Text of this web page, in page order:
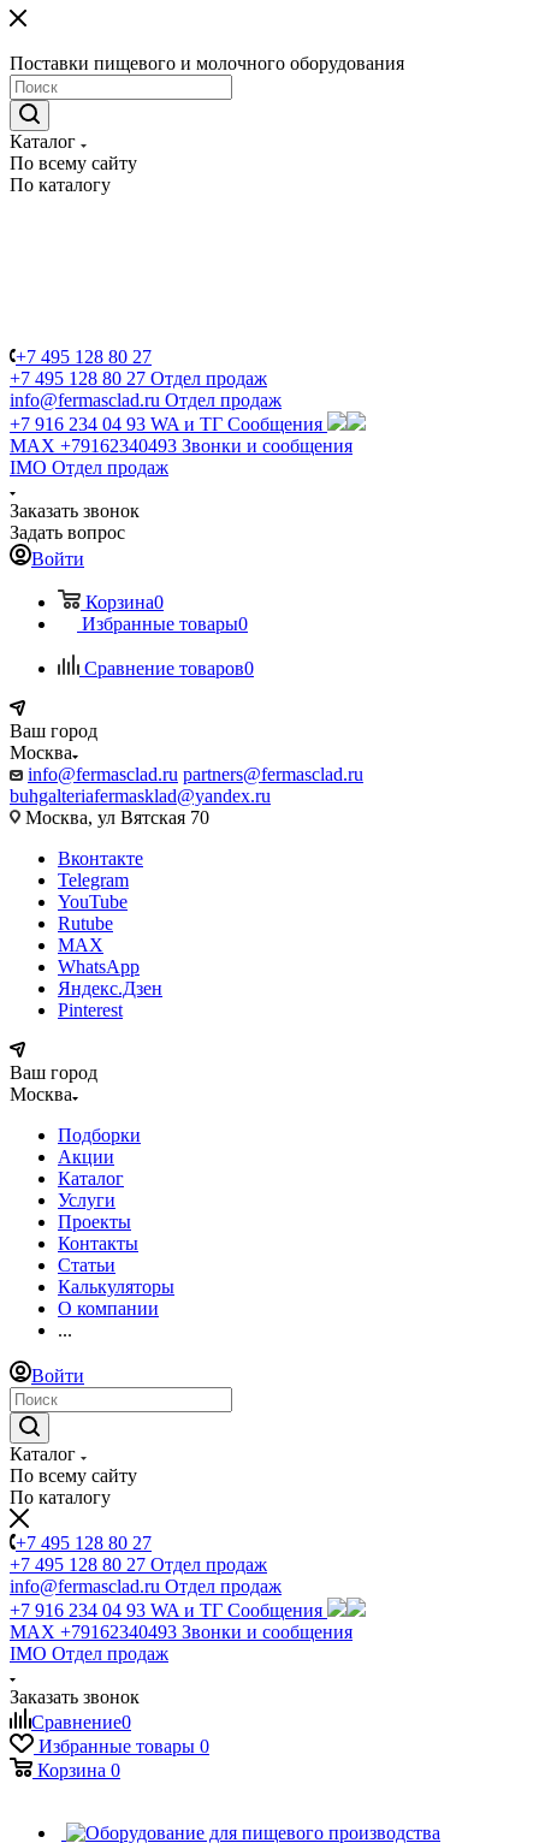
Поставки пищевого и молочного оборудования
Каталог
По всему сайту
По каталогу
+7 495 128 80 27
+7 495 128 80 27 Отдел продаж
info@fermasclad.ru Отдел продаж
+7 916 234 04 93 WA и ТГ Сообщения
MAX +79162340493 Звонки и сообщения
IMO Отдел продаж
Заказать звонок
Задать вопрос
Войти
Корзина0
Избранные товары0
Сравнение товаров0
Ваш город
Москва
info@fermasclad.ru partners@fermasclad.ru
buhgalteriafermasklad@yandex.ru
Москва, ул Вятская 70
Вконтакте
Telegram
YouTube
Rutube
MAX
WhatsApp
Яндекс.Дзен
Pinterest
Ваш город
Москва
Подборки
Акции
Каталог
Услуги
Проекты
Контакты
Статьи
Калькуляторы
О компании
...
Войти
Каталог
По всему сайту
По каталогу
+7 495 128 80 27
+7 495 128 80 27 Отдел продаж
info@fermasclad.ru Отдел продаж
+7 916 234 04 93 WA и ТГ Сообщения
MAX +79162340493 Звонки и сообщения
IMO Отдел продаж
Заказать звонок
Сравнение0
Избранные товары 0
Корзина 0